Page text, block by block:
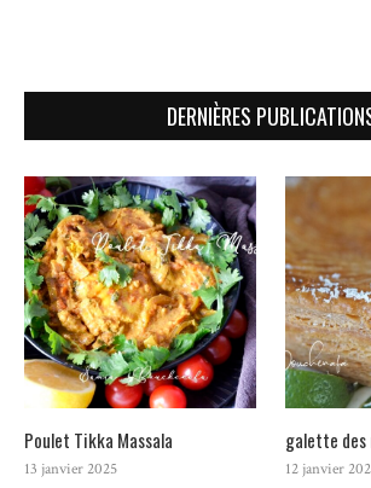
DERNIÈRES
Poulet Tikka Massala
13 janvier 2025
galette des
12 janvier